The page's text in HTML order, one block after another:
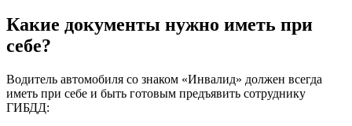
Какие документы нужно иметь при
себе?
Водитель автомобиля со знаком «Инвалид» должен всегда
иметь при себе и быть готовым предъявить сотруднику
ГИБДД: